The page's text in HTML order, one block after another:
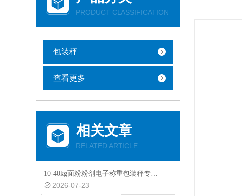
PRODUCT CLASSIFICATION
包装秤
查看更多
相关文章
RELATED ARTICLE
10-40kg面粉粉剂电子称重包装秤专用设备
2026-07-23